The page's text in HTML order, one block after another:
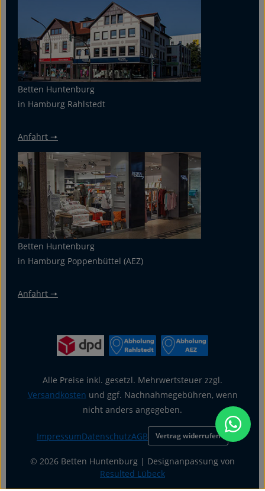
Betten Huntenburg
in Hamburg Rahlstedt
Anfahrt 🠖
Betten Huntenburg
in Hamburg Poppenbüttel (AEZ)
Anfahrt 🠖
Alle Preise inkl. gesetzl. Mehrwertsteuer zzgl.
Versandkosten und ggf. Nachnahmegebühren, wenn
nicht anders angegeben.
© 2026 Betten Huntenburg | Designanpassung von
Resulted Lübeck
ImpressumDatenschutzAGB Vertrag widerrufen